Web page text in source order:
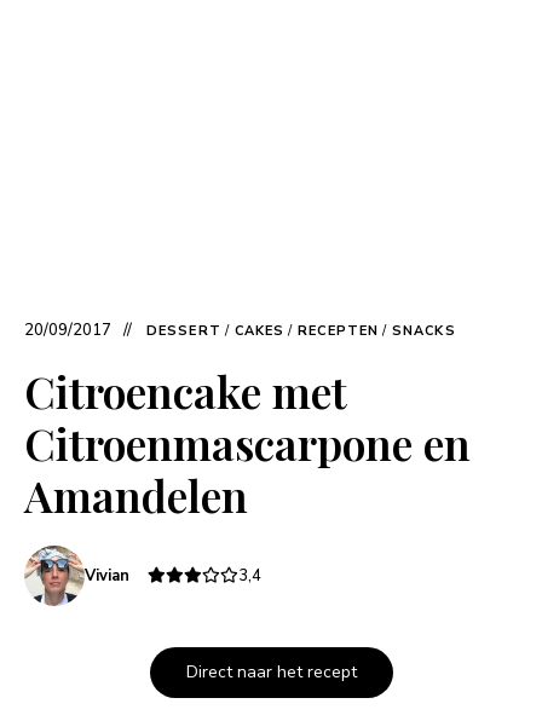
20/09/2017 DESSERT / CAKES / RECEPTEN / SNACKS
Citroencake met
Citroenmascarpone en
Amandelen
Vivian 3,4
Direct naar het recept